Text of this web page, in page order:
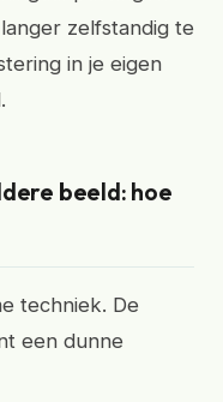
zelfstandig te
in je eigen
beeld: hoe
techniek. De
een dunne